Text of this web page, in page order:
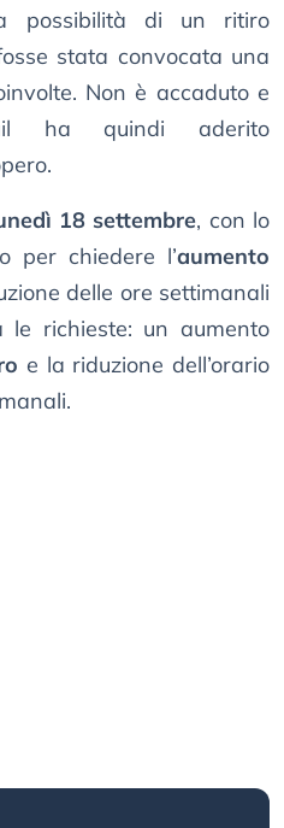
possibilità di un ritiro
stata convocata una
Non è accaduto e
ha quindi aderito
18 settembre, con lo
per chiedere l’aumento
delle ore settimanali
richieste: un aumento
e la riduzione dell’orario